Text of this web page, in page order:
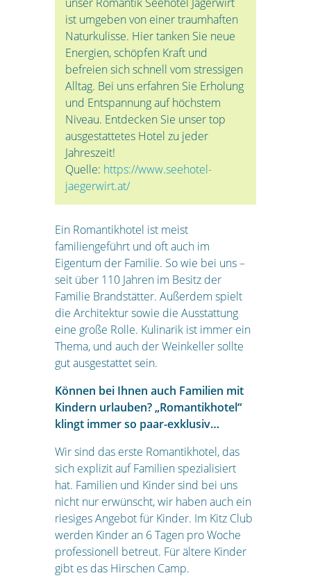
ist umgeben von einer traumhaften
Naturkulisse. Hier tanken Sie neue
Energien, schöpfen Kraft und
befreien sich schnell vom stressigen
Alltag. Bei uns erfahren Sie Erholung
und Entspannung auf höchstem
Niveau. Entdecken Sie unser top
ausgestattetes Hotel zu jeder
Jahreszeit!
Quelle: https://www.seehotel-
jaegerwirt.at/
Ein Romantikhotel ist meist
familiengeführt und oft auch im
Eigentum der Familie. So wie bei uns –
seit über 110 Jahren im Besitz der
Familie Brandstätter. Außerdem spielt
die Architektur sowie die Ausstattung
eine große Rolle. Kulinarik ist immer ein
Thema, und auch der Weinkeller sollte
gut ausgestattet sein.
Können bei Ihnen auch Familien mit
Kindern urlauben? „Romantikhotel“
klingt immer so paar-exklusiv…
Wir sind das erste Romantikhotel, das
sich explizit auf Familien spezialisiert
hat. Familien und Kinder sind bei uns
nicht nur erwünscht, wir haben auch ein
riesiges Angebot für Kinder. Im Kitz Club
werden Kinder an 6 Tagen pro Woche
professionell betreut. Für ältere Kinder
gibt es das Hirschen Camp.